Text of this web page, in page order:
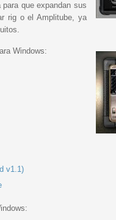
que expandan sus
rig o el Amplitube, ya
Windows:
v1.1)